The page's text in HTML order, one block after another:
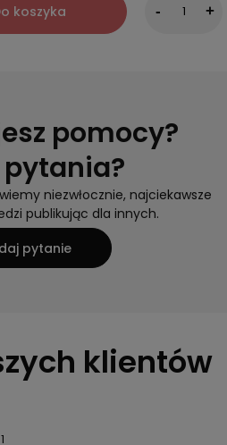
koszyka - +
pomocy?
pytania?
niezwłocznie, najciekawsze
publikując dla innych.
pytanie
klientów